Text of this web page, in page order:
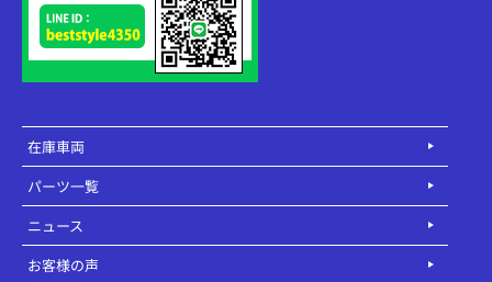
在庫車両
パーツ一覧
ニュース
お客様の声